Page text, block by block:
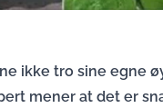
ikke tro sine egne
mener at det er